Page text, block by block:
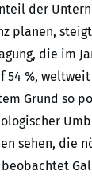
der
planen,
die im
54 %, weltweit
Grund so
sehen, die